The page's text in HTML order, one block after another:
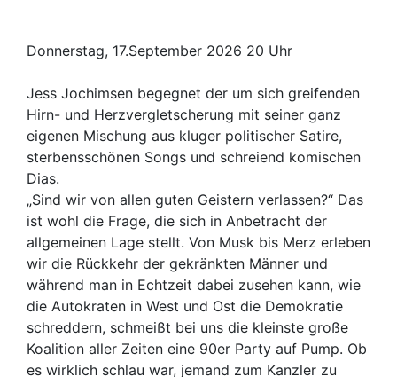
Donnerstag, 17.September 2026 20 Uhr
Jess Jochimsen begegnet der um sich greifenden
Hirn- und Herzvergletscherung mit seiner ganz
eigenen Mischung aus kluger politischer Satire,
sterbensschönen Songs und schreiend komischen
Dias.
„Sind wir von allen guten Geistern verlassen?“ Das
ist wohl die Frage, die sich in Anbetracht der
allgemeinen Lage stellt. Von Musk bis Merz erleben
wir die Rückkehr der gekränkten Männer und
während man in Echtzeit dabei zusehen kann, wie
die Autokraten in West und Ost die Demokratie
schreddern, schmeißt bei uns die kleinste große
Koalition aller Zeiten eine 90er Party auf Pump. Ob
es wirklich schlau war, jemand zum Kanzler zu